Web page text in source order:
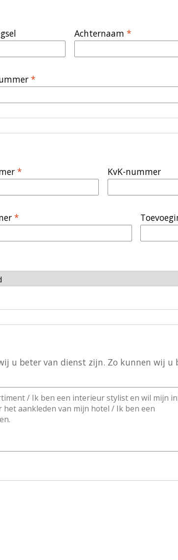
Achternaam *
*
* KvK-nummer
*
u beter van dienst zijn. Zo kunnen wij u